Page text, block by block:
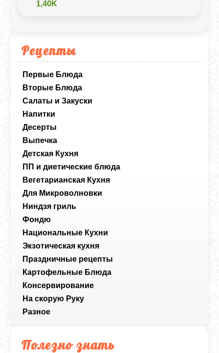
Рецепты
Первые Блюда
Вторые Блюда
Салаты и Закуски
Напитки
Десерты
Выпечка
Детская Кухня
ПП и диетические блюда
Вегетарианская Кухня
Для Микроволновки
Ниндзя гриль
Фондю
Национальные Кухни
Экзотическая кухня
Праздничные рецепты
Картофельные Блюда
Консервирование
На скорую Руку
Разное
Полезно знать
1,40K